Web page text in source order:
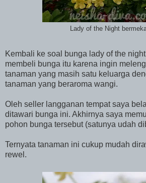
Lady of the Night
Kembali ke soal bunga lady of the
membeli bunga itu karena ingin
tanaman yang masih satu keluarga
tanaman yang beraroma wangi.
Oleh seller langganan tempat saya
ditawari bunga ini. Akhirnya saya
pohon bunga tersebut (satunya udah
Ternyata tanaman ini cukup mudah
rewel.